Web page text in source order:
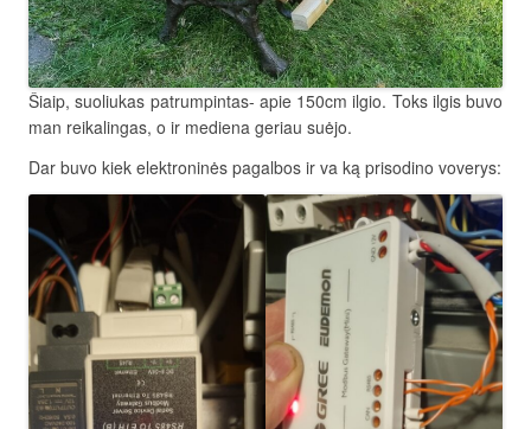
Šiaip, suoliukas patrumpintas- apie 150cm ilgio. Toks ilgis buvo
man reikalingas, o ir mediena geriau suėjo.
Dar buvo kiek elektroninės pagalbos ir va ką prisodino voverys: